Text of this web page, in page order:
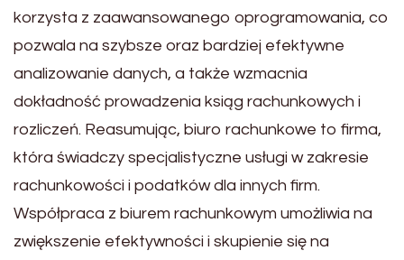
korzysta z zaawansowanego oprogramowania, co
pozwala na szybsze oraz bardziej efektywne
analizowanie danych, a także wzmacnia
dokładność prowadzenia ksiąg rachunkowych i
rozliczeń. Reasumując, biuro rachunkowe to firma,
która świadczy specjalistyczne usługi w zakresie
rachunkowości i podatków dla innych firm.
Współpraca z biurem rachunkowym umożliwia na
zwiększenie efektywności i skupienie się na